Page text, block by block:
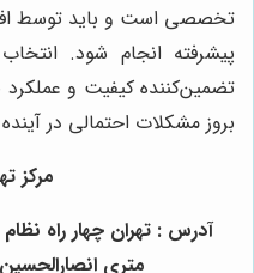
تخصصی است و باید توسط
پیشرفته انجام شود.
تضمین‌کننده کیفیت و
بروز مشکلات احتمالی در
مرکز
آدرس : تهران چهار راه
متری انصارالحسین پلاک 80